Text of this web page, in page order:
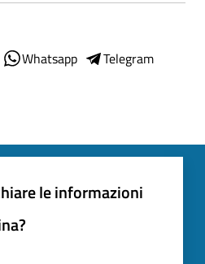
Whatsapp
Telegram
le informazioni